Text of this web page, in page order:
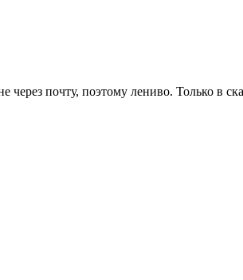
почту, поэтому лениво. Только в